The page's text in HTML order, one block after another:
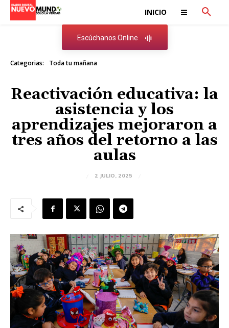
INICIO
Escúchanos Online
Categorias: Toda tu mañana
Reactivación educativa: la
asistencia y los
aprendizajes mejoraron a
tres años del retorno a las
aulas
2 JULIO, 2025